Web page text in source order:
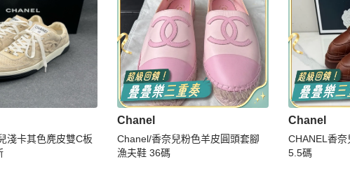
淺卡其色麂皮雙C板
Chanel
Chanel/香奈兒粉色羊皮圓頭套腳
漁夫鞋 36碼
Chanel
CHANEL香
5.5碼